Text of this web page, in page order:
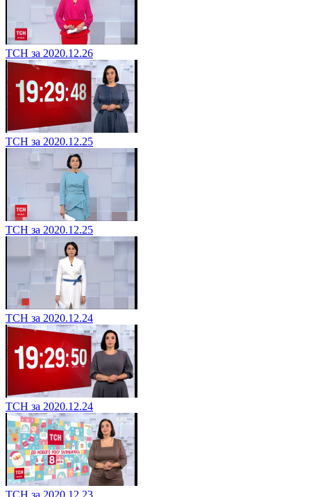
ТСН за 2020.12.26
ТСН за 2020.12.25
ТСН за 2020.12.25
ТСН за 2020.12.24
ТСН за 2020.12.24
ТСН за 2020.12.23